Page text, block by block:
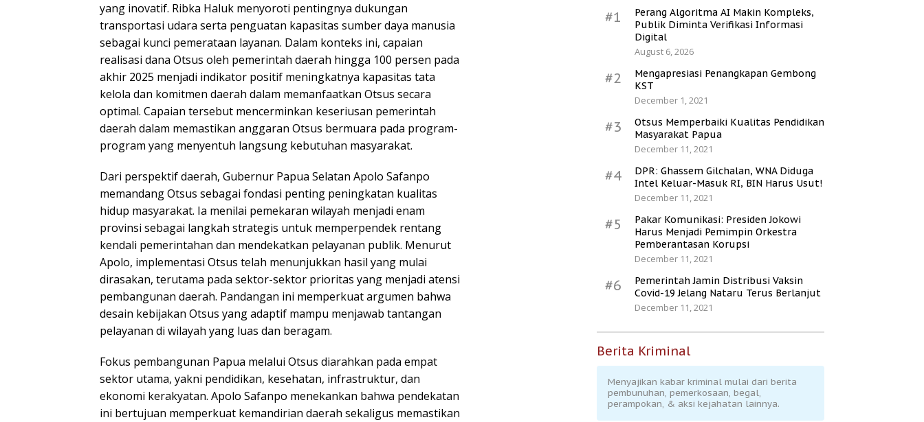
yang inovatif. Ribka Haluk menyoroti pentingnya dukungan
transportasi udara serta penguatan kapasitas sumber daya manusia
sebagai kunci pemerataan layanan. Dalam konteks ini, capaian
realisasi dana Otsus oleh pemerintah daerah hingga 100 persen pada
akhir 2025 menjadi indikator positif meningkatnya kapasitas tata
kelola dan komitmen daerah dalam memanfaatkan Otsus secara
optimal. Capaian tersebut mencerminkan keseriusan pemerintah
daerah dalam memastikan anggaran Otsus bermuara pada program-
program yang menyentuh langsung kebutuhan masyarakat.
Dari perspektif daerah, Gubernur Papua Selatan Apolo Safanpo
memandang Otsus sebagai fondasi penting peningkatan kualitas
hidup masyarakat. Ia menilai pemekaran wilayah menjadi enam
provinsi sebagai langkah strategis untuk memperpendek rentang
kendali pemerintahan dan mendekatkan pelayanan publik. Menurut
Apolo, implementasi Otsus telah menunjukkan hasil yang mulai
dirasakan, terutama pada sektor-sektor prioritas yang menjadi atensi
pembangunan daerah. Pandangan ini memperkuat argumen bahwa
desain kebijakan Otsus yang adaptif mampu menjawab tantangan
pelayanan di wilayah yang luas dan beragam.
Fokus pembangunan Papua melalui Otsus diarahkan pada empat
sektor utama, yakni pendidikan, kesehatan, infrastruktur, dan
ekonomi kerakyatan. Apolo Safanpo menekankan bahwa pendekatan
ini bertujuan memperkuat kemandirian daerah sekaligus memastikan
#1
Perang Algoritma AI Makin Kompleks,
Publik Diminta Verifikasi Informasi
Digital
August 6, 2026
#2
Mengapresiasi Penangkapan Gembong
KST
December 1, 2021
#3
Otsus Memperbaiki Kualitas Pendidikan
Masyarakat Papua
December 11, 2021
#4
DPR: Ghassem Gilchalan, WNA Diduga
Intel Keluar-Masuk RI, BIN Harus Usut!
December 11, 2021
#5
Pakar Komunikasi: Presiden Jokowi
Harus Menjadi Pemimpin Orkestra
Pemberantasan Korupsi
December 11, 2021
#6
Pemerintah Jamin Distribusi Vaksin
Covid-19 Jelang Nataru Terus Berlanjut
December 11, 2021
Berita Kriminal
Menyajikan kabar kriminal mulai dari berita
pembunuhan, pemerkosaan, begal,
perampokan, & aksi kejahatan lainnya.